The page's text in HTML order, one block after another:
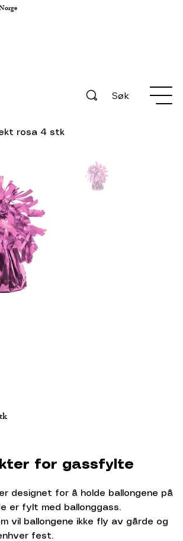
Søk
rosa 4 stk
for gassfylte
designet for å holde ballongene på
er fylt med ballonggass.
vil ballongene ikke fly av gårde og
fest.